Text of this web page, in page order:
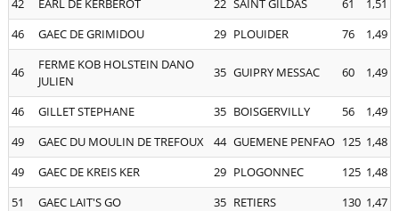
42
EARL DE KERBEROT 22 SAINT GILDAS 61
1,51
46
GAEC DE GRIMIDOU 29 PLOUIDER 76 1,49
46
FERME KOB HOLSTEIN DANO
JULIEN
35 GUIPRY MESSAC 60 1,49
46 GILLET STEPHANE 35 BOISGERVILLY 56
1,49
49
GAEC DU MOULIN DE TREFOUX 44 GUEMENE PENFAO 125 1,48
49
GAEC DE KREIS KER 29 PLOGONNEC 125 1,48
51
GAEC LAIT'S GO 35 RETIERS 130 1,47